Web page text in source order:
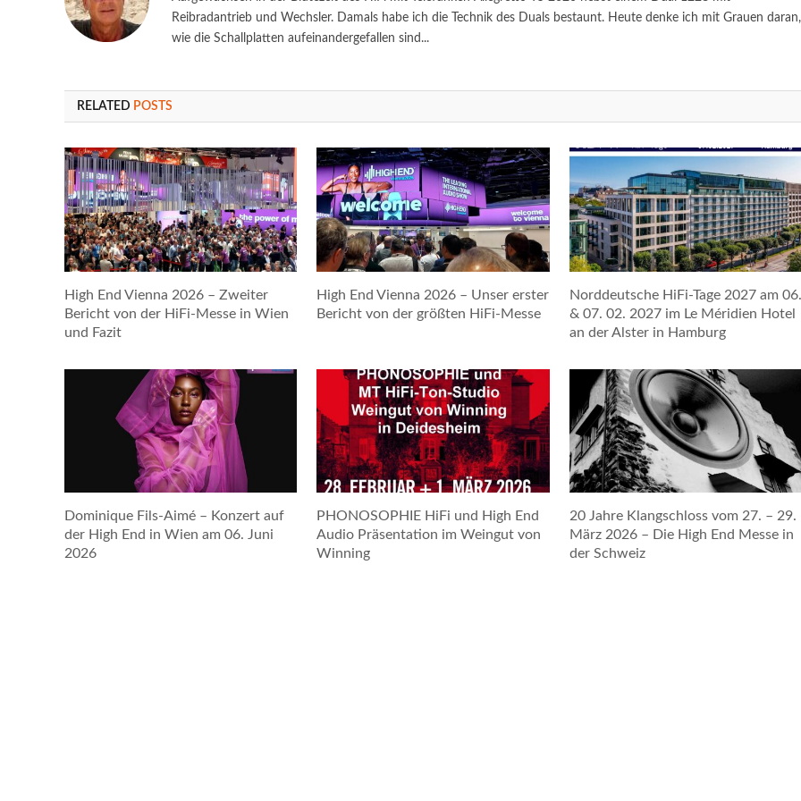
Reibradantrieb und Wechsler. Damals habe ich die Technik des Duals bestaunt. Heute denke ich mit Grauen daran,
wie die Schallplatten aufeinandergefallen sind...
RELATED POSTS
High End Vienna 2026 – Zweiter
Bericht von der HiFi-Messe in Wien
und Fazit
High End Vienna 2026 – Unser erster
Bericht von der größten HiFi-Messe
Norddeutsche HiFi-Tage 2027 am 06.
& 07. 02. 2027 im Le Méridien Hotel
an der Alster in Hamburg
Dominique Fils-Aimé – Konzert auf
der High End in Wien am 06. Juni
2026
PHONOSOPHIE HiFi und High End
Audio Präsentation im Weingut von
Winning
20 Jahre Klangschloss vom 27. – 29.
März 2026 – Die High End Messe in
der Schweiz